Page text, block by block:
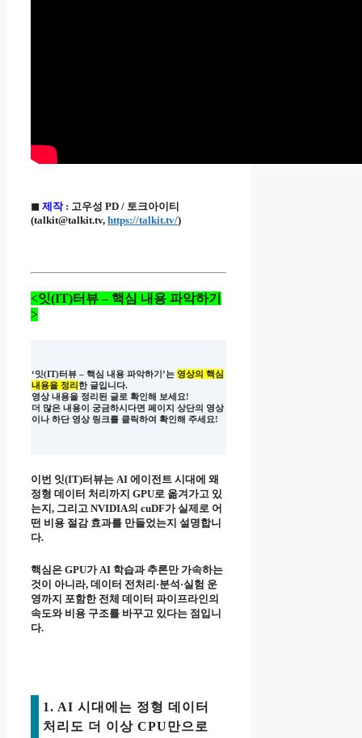
◼ 제작: 고우성 PD / 토크아이티
(talkit@talkit.tv, https://talkit.tv/)
<잇(IT)터뷰 – 핵심 내용 파악하기
>
‘잇(IT)터뷰 – 핵심 내용 파악하기’는 영상의 핵심
내용을 정리한 글입니다.
영상 내용을 정리된 글로 확인해 보세요!
더 많은 내용이 궁금하시다면 페이지 상단의 영상
이나 하단 영상 링크를 클릭하여 확인해 주세요!
이번 잇(IT)터뷰는 AI 에이전트 시대에 왜
정형 데이터 처리까지 GPU로 옮겨가고 있
는지, 그리고 NVIDIA의 cuDF가 실제로 어
떤 비용 절감 효과를 만들었는지 설명합니
다.
핵심은 GPU가 AI 학습과 추론만 가속하는
것이 아니라, 데이터 전처리·분석·실험 운
영까지 포함한 전체 데이터 파이프라인의
속도와 비용 구조를 바꾸고 있다는 점입니
다.
1. AI 시대에는 정형 데이터
처리도 더 이상 CPU만으로